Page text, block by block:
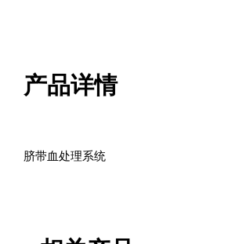
产品详情
脐带血处理系统